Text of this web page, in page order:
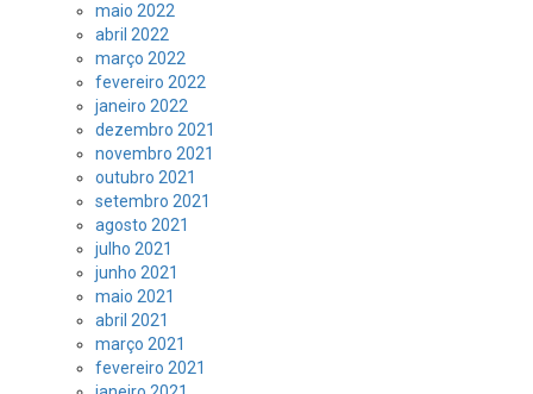
maio 2022
abril 2022
março 2022
fevereiro 2022
janeiro 2022
dezembro 2021
novembro 2021
outubro 2021
setembro 2021
agosto 2021
julho 2021
junho 2021
maio 2021
abril 2021
março 2021
fevereiro 2021